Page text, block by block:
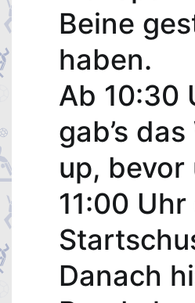
Beine
haben.
Ab 10:30
gab’s
up, bevor
11:00
Danach